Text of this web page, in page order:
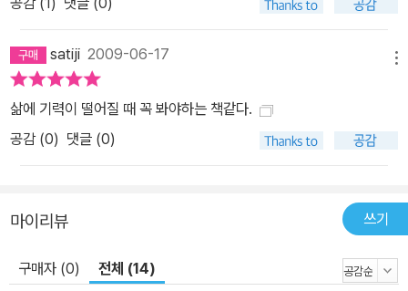
satiji 2009-06-17
삶에 기력이 떨어질 때 꼭 봐야하는 책같다.
공감 (0) 댓글 (0)
마이리뷰 쓰기
구매자 (0) 전체 (14)